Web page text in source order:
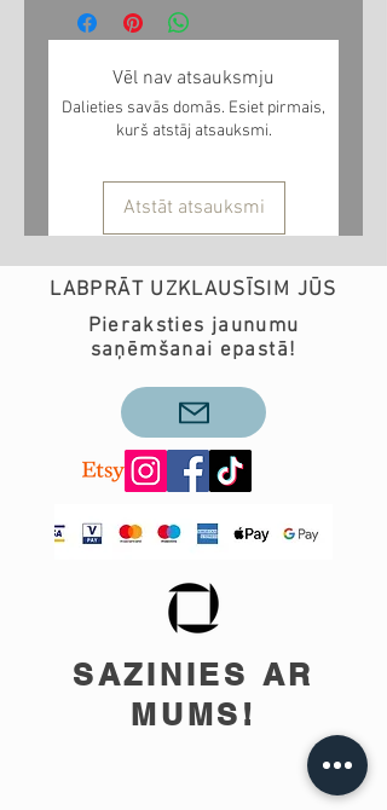
Vēl nav atsauksmju
Dalieties savās domās. Esiet pirmais,
kurš atstāj atsauksmi.
Atstāt atsauksmi
LABPRĀT UZKLAUSĪSIM JŪS
Pieraksties jaunumu
saņēmšanai epastā!
SAZINIES AR
MUMS!